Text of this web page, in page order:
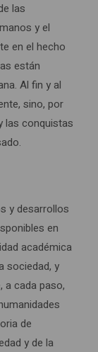
las
y el
en el hecho
están
Al fin y al
sino, por
las conquistas
y desarrollos
en
académica
sociedad, y
a cada paso,
de
y de la